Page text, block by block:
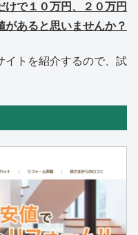
で１０万円、２０万円
があると思いませんか？
イトを紹介するので、試